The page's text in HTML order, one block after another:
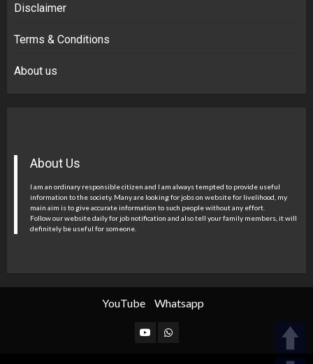
Disclaimer
Terms & Conditions
About us
About Us
I am an ordinary responsible citizen and I am always tempted to provide useful
information to the society. Many are looking for jobs on website for livelihood, my
main aim is to give accurate information to such people without any effort.
Follow our website daily for job notification and also tell your family members, it will
definitely be useful for someone.
YouTube Whatsapp
YouTubeWhatsapp